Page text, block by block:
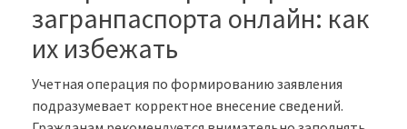
загранпаспорта онлайн: как
их избежать
Учетная операция по формированию заявления
подразумевает корректное внесение сведений.